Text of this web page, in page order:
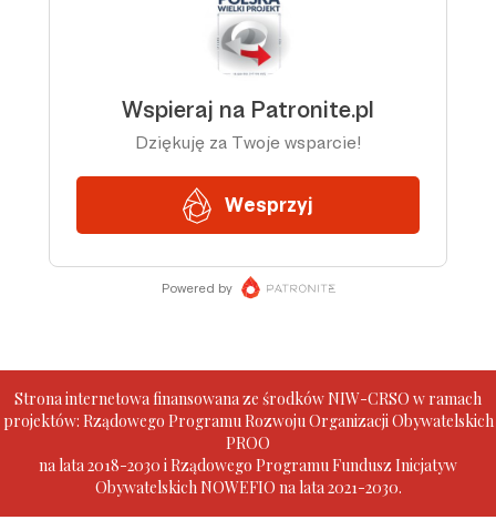
Strona internetowa finansowana ze środków NIW-CRSO w ramach
projektów: Rządowego Programu Rozwoju Organizacji Obywatelskich
PROO
na lata 2018-2030 i Rządowego Programu Fundusz Inicjatyw
Obywatelskich NOWEFIO na lata 2021-2030.